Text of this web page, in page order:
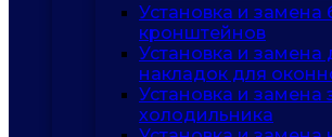
Установка и замена
кронштейнов
Установка и замена
накладок для
Установка и замена
холодильника